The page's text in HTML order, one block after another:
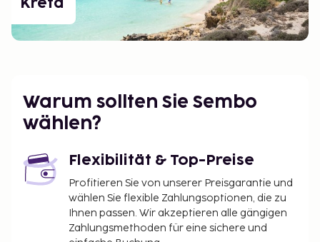
Kreta
Warum sollten Sie Sembo
wählen?
Flexibilität & Top-Preise
Profitieren Sie von unserer Preisgarantie und
wählen Sie flexible Zahlungsoptionen, die zu
Ihnen passen. Wir akzeptieren alle gängigen
Zahlungsmethoden für eine sichere und